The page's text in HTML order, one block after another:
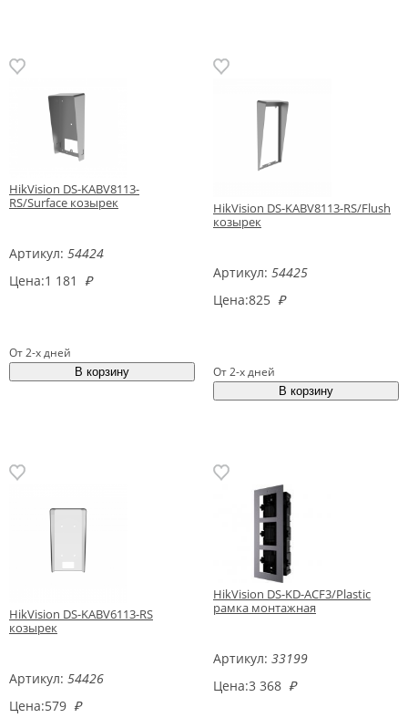
HikVision DS-KABV8113-
RS/Surface козырек
Артикул: 54424
Цена:1 181 ₽
От 2-х дней
HikVision DS-KABV8113-RS/Flush
козырек
Артикул: 54425
Цена:825 ₽
От 2-х дней
HikVision DS-KABV6113-RS
козырек
Артикул: 54426
Цена:579 ₽
HikVision DS-KD-ACF3/Plastic
рамка монтажная
Артикул: 33199
Цена:3 368 ₽